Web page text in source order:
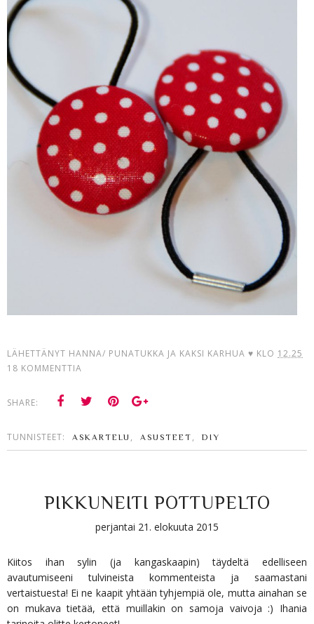
LÄHETTÄNYT HANNA/ PUNATUKKA JA KAKSI KARHUA ♥ KLO 12.25
18 KOMMENTTIA
SHARE:
TUNNISTEET: ASKARTELU , ASUSTEET , DIY
PIKKUNEITI POTTUPELTO
perjantai 21. elokuuta 2015
Kiitos ihan sylin (ja kangaskaapin) täydeltä edelliseen
avautumiseeni tulvineista kommenteista ja saamastani
vertaistuesta! Ei ne kaapit yhtään tyhjempiä ole, mutta ainahan se
on mukava tietää, että muillakin on samoja vaivoja :) Ihania